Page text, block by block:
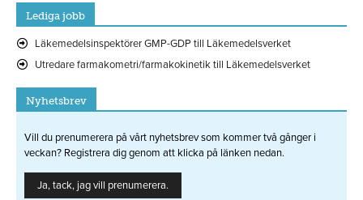
Lediga jobb
Läkemedelsinspektörer GMP-GDP till Läkemedelsverket
Utredare farmakometri/farmakokinetik till Läkemedelsverket
Nyhetsbrev
Vill du prenumerera på vårt nyhetsbrev som kommer två gånger i
veckan? Registrera dig genom att klicka på länken nedan.
Ja, tack, jag vill prenumerera.